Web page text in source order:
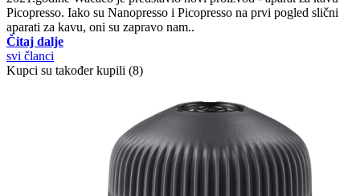
Picopresso. Iako su Nanopresso i Picopresso na prvi pogled slični
aparati za kavu, oni su zapravo nam..
Čitaj dalje
svi članci
Kupci su također kupili (8)